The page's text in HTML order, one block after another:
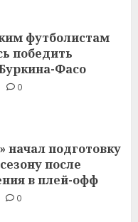
футболистам
победить
Фасо
0
начал подготовку
после
в плей-офф
0